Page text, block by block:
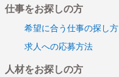
仕事をお探しの方
希望に合う仕事の探し方
求人への応募方法
人材をお探しの方